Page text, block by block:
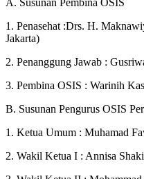
1. Penasehat :Drs. H.
Jakarta)
2. Penanggung Jawab :
3. Pembina OSIS : Warinih
B. Susunan Pengurus OSIS
1. Ketua Umum : Muhamad
2. Wakil Ketua I : Annisa